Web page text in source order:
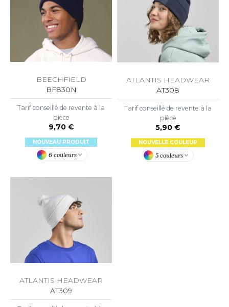
ONE TOWELLING
BEECHFIELD
BF830N
Tarif conseillé de revente à la
pièce
9,70 €
NOUVEAU PRODUIT
6 couleurs
ATLANTIS HEADWEAR
AT308
Tarif conseillé de revente à la
pièce
5,90 €
NOUVELLE COULEUR
5 couleurs
ATLANTIS HEADWEAR
AT309